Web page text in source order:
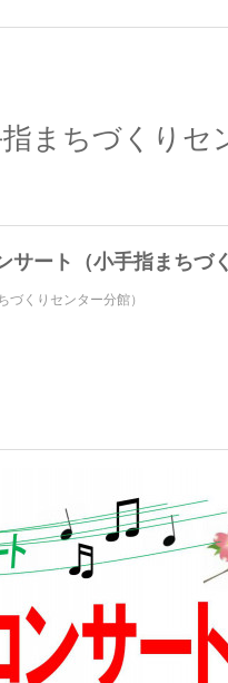
まちづくりセ
くりセンター分館）